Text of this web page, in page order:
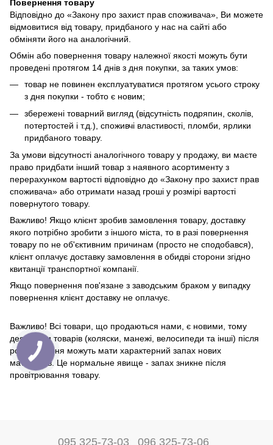
Повернення товару
Відповідно до «Закону про захист прав споживача», Ви можете
відмовитися від товару, придбаного у нас на сайті або
обміняти його на аналогічний.
Обмін або повернення товару належної якості можуть бути
проведені протягом 14 днів з дня покупки, за таких умов:
товар не повинен експлуатуватися протягом усього строку
з дня покупки - тобто є новим;
збережені товарний вигляд (відсутність подряпин, сколів,
потертостей і т.д.), споживчі властивості, пломби, ярлики
придбаного товару.
За умови відсутності аналогічного товару у продажу, ви маєте
право придбати інший товар з наявного асортименту з
перерахунком вартості відповідно до «Закону про захист прав
споживача» або отримати назад гроші у розмірі вартості
повернутого товару.
Важливо! Якщо клієнт зробив замовлення товару, доставку
якого потрібно зробити з іншого міста, то в разі повернення
товару по не об'єктивним причинам (просто не сподобався),
клієнт оплачує доставку замовлення в обидві сторони згідно
квитанції транспортної компанії.
Якщо повернення пов'язане з заводським браком у випадку
повернення клієнт доставку не оплачує.
Важливо! Всі товари, що продаються нами, є новими, тому
деякі види товарів (коляски, манежі, велосипеди та інші) після
розпакування можуть мати характерний запах нових
матеріалів. Це нормальне явище - запах зникне після
провітрювання товару.
095 325-73-03 096 325-73-06